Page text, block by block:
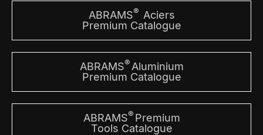
ABRAMS® Aciers
Premium Catalogue
ABRAMS® Aluminium
Premium Catalogue
ABRAMS® Premium
Tools Catalogue